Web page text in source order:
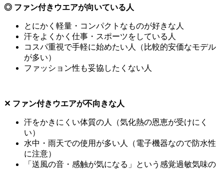
◎ ファン付きウエアが向いている人
とにかく軽量・コンパクトなものが好きな人
汗をよくかく仕事・スポーツをしている人
コスパ重視で手軽に始めたい人（比較的安価なモデル
が多い）
ファッション性も妥協したくない人
✕ ファン付きウエアが不向きな人
汗をかきにくい体質の人（気化熱の恩恵が受けにく
い）
水中・雨天での使用が多い人（電子機器なので防水性
に注意）
「送風の音・感触が気になる」という感覚過敏気味の